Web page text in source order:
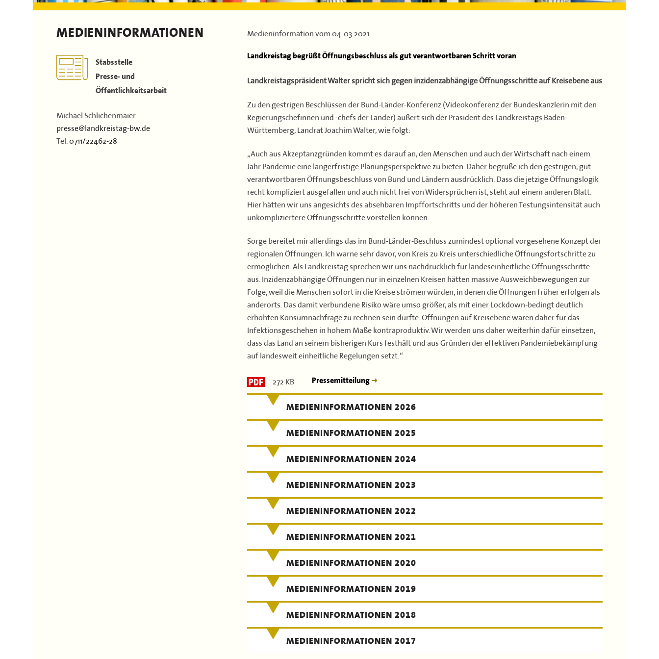
Dokumente & Arbeitshilfen
Stellenausschreibungen
Partner
43. Landkreisversammlung
Verbandsgeschichte
Landrätinnen & Landräte
MEDIENINFORMATIONEN
Stabsstelle
Presse- und
Öffentlichkeitsarbeit
Michael Schlichenmaier
presse@landkreistag-bw.de
Tel.0711/22462-28
Medieninformation vom04.03.2021
Landkreistag begrüßt Öffnungsbeschluss als gut verantwortbaren Schritt voran
Landkreistagspräsident Walter spricht sich gegen inzidenzabhängige Öffnungsschritte auf Kreisebene aus
Zu den gestrigen Beschlüssen der Bund-Länder-Konferenz (Videokonferenz der Bundeskanzlerin mit den
Regierungschefinnen und -chefs der Länder) äußert sich der Präsident des Landkreistags Baden-
Württemberg, Landrat Joachim Walter, wie folgt:
„Auch aus Akzeptanzgründen kommt es darauf an, den Menschen und auch der Wirtschaft nach einem
Jahr Pandemie eine längerfristige Planungsperspektive zu bieten. Daher begrüße ich den gestrigen, gut
verantwortbaren Öffnungsbeschluss von Bund und Ländern ausdrücklich. Dass die jetzige Öffnungslogik
recht kompliziert ausgefallen und auch nicht frei von Widersprüchen ist, steht auf einem anderen Blatt.
Hier hätten wir uns angesichts des absehbaren Impffortschritts und der höheren Testungsintensität auch
unkompliziertere Öffnungsschritte vorstellen können.
Sorge bereitet mir allerdings das im Bund-Länder-Beschluss zumindest optional vorgesehene Konzept der
regionalen Öffnungen. Ich warne sehr davor, von Kreis zu Kreis unterschiedliche Öffnungsfortschritte zu
ermöglichen. Als Landkreistag sprechen wir uns nachdrücklich für landeseinheitliche Öffnungsschritte
aus. Inzidenzabhängige Öffnungen nur in einzelnen Kreisen hätten massive Ausweichbewegungen zur
Folge, weil die Menschen sofort in die Kreise strömen würden, in denen die Öffnungen früher erfolgen als
anderorts. Das damit verbundene Risiko wäre umso größer, als mit einer Lockdown-bedingt deutlich
erhöhten Konsumnachfrage zu rechnen sein dürfte. Öffnungen auf Kreisebene wären daher für das
Infektionsgeschehen in hohem Maße kontraproduktiv. Wir werden uns daher weiterhin dafür einsetzen,
dass das Land an seinem bisherigen Kurs festhält und aus Gründen der effektiven Pandemiebekämpfung
auf landesweit einheitliche Regelungen setzt.“
272 KB Pressemitteilung
MEDIENINFORMATIONEN 2026
MEDIENINFORMATIONEN 2025
MEDIENINFORMATIONEN 2024
MEDIENINFORMATIONEN 2023
MEDIENINFORMATIONEN 2022
MEDIENINFORMATIONEN 2021
MEDIENINFORMATIONEN 2020
MEDIENINFORMATIONEN 2019
MEDIENINFORMATIONEN 2018
MEDIENINFORMATIONEN 2017